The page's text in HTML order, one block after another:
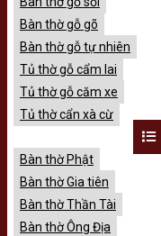
Bàn thờ gỗ gõ
Bàn thờ gỗ tự nhiên
Tủ thờ gỗ cẩm lai
Tủ thờ gỗ căm xe
Tủ thờ cẩn xà cừ
Bàn thờ Phật
Bàn thờ Gia tiên
Bàn thờ Thần Tài
Bàn thờ Ông Địa